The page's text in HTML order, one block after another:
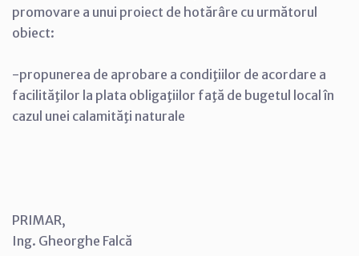
promovare a unui proiect de hotărâre cu următorul
obiect:
-propunerea de aprobare a condiţiilor de acordare a
facilităţilor la plata obligaţiilor faţă de bugetul local în
cazul unei calamităţi naturale
PRIMAR,
Ing. Gheorghe Falcă